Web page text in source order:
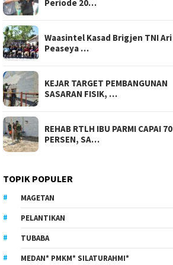
Periode 20…
Waasintel Kasad Brigjen TNI Ari
Peaseya …
KEJAR TARGET PEMBANGUNAN
SASARAN FISIK, …
REHAB RTLH IBU PARMI CAPAI 70
PERSEN, SA…
TOPIK POPULER
MAGETAN
PELANTIKAN
TUBABA
MEDAN* PMKM* SILATURAHMI*